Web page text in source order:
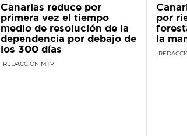
Canarias reduce por
primera vez el tiempo
medio de resolución de la
dependencia por debajo de
los 300 días
REDACCIÓN MTV
por
la